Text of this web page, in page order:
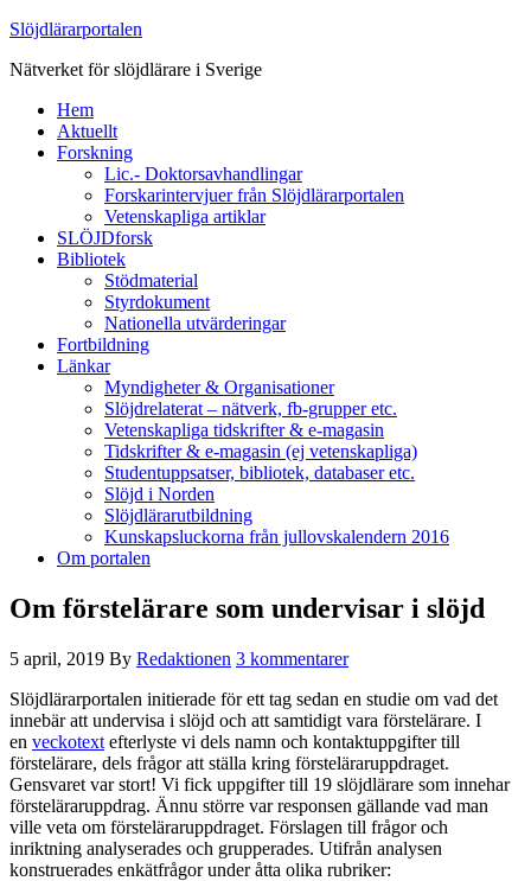
Slöjdlärarportalen
Nätverket för slöjdlärare i Sverige
Hem
Aktuellt
Forskning
Lic.- Doktorsavhandlingar
Forskarintervjuer från Slöjdlärarportalen
Vetenskapliga artiklar
SLÖJDforsk
Bibliotek
Stödmaterial
Styrdokument
Nationella utvärderingar
Fortbildning
Länkar
Myndigheter & Organisationer
Slöjdrelaterat – nätverk, fb-grupper etc.
Vetenskapliga tidskrifter & e-magasin
Tidskrifter & e-magasin (ej vetenskapliga)
Studentuppsatser, bibliotek, databaser etc.
Slöjd i Norden
Slöjdlärarutbildning
Kunskapsluckorna från jullovskalendern 2016
Om portalen
Om förstelärare som undervisar i slöjd
5 april, 2019 By Redaktionen 3 kommentarer
Slöjdlärarportalen initierade för ett tag sedan en studie om vad det
innebär att undervisa i slöjd och att samtidigt vara förstelärare. I
en veckotext efterlyste vi dels namn och kontaktuppgifter till
förstelärare, dels frågor att ställa kring försteläraruppdraget.
Gensvaret var stort! Vi fick uppgifter till 19 slöjdlärare som innehar
försteläraruppdrag. Ännu större var responsen gällande vad man
ville veta om försteläraruppdraget. Förslagen till frågor och
inriktning analyserades och grupperades. Utifrån analysen
konstruerades enkätfrågor under åtta olika rubriker: